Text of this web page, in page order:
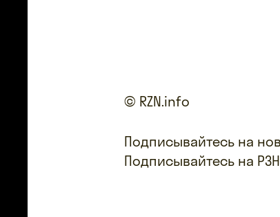
© RZN.info
Подписывайтесь на
Подписывайтесь на